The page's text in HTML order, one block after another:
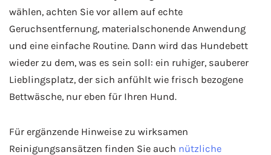
wählen, achten Sie vor allem auf echte
Geruchsentfernung, materialschonende Anwendung
und eine einfache Routine. Dann wird das Hundebett
wieder zu dem, was es sein soll: ein ruhiger, sauberer
Lieblingsplatz, der sich anfühlt wie frisch bezogene
Bettwäsche, nur eben für Ihren Hund.
Für ergänzende Hinweise zu wirksamen
Reinigungsansätzen finden Sie auch nützliche